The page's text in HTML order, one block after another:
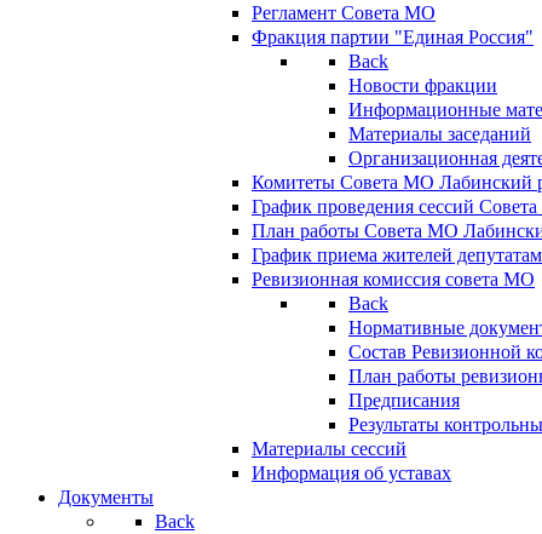
Регламент Совета МО
Фракция партии "Единая Россия"
Back
Новости фракции
Информационные
Материалы заседаний
Организационная
Комитеты Совета МО Лабинский
График проведения сессий
План работы Совета МО
График приема жителей
Ревизионная комиссия совета МО
Back
Нормативные
Состав Ревизионной
План работы
Предписания
Результаты
Материалы сессий
Информация об уставах
Документы
Back